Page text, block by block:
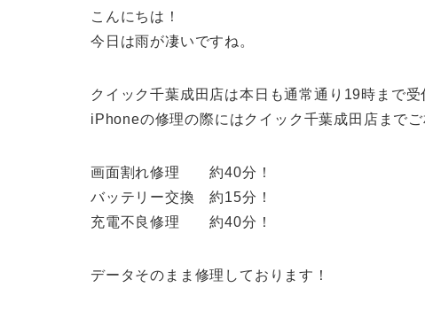
こんにちは！
今日は雨が凄いですね。
クイック千葉成田店は本日も通常通り19時まで受
iPhoneの修理の際にはクイック千葉成田店までご
画面割れ修理 約40分！
バッテリー交換 約15分！
充電不良修理 約40分！
データそのまま修理しております！